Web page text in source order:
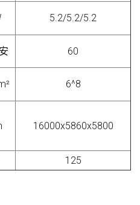
5.2/5.2/5.2
60
6^8
16000x5860x5800
125